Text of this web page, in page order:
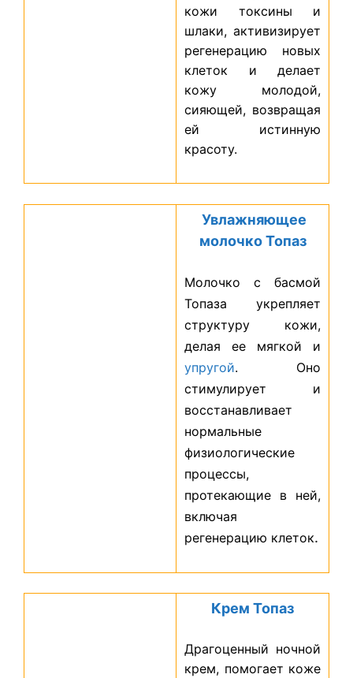
кожи токсины и
шлаки, активизирует
регенерацию новых
клеток и делает
кожу молодой,
сияющей, возвращая
ей истинную
красоту.
Увлажняющее
молочко Топаз
Молочко с басмой
Топаза укрепляет
структуру кожи,
делая ее мягкой и
упругой. Оно
стимулирует и
восстанавливает
нормальные
физиологические
процессы,
протекающие в ней,
включая
регенерацию клеток.
Крем Топаз
Драгоценный ночной
крем, помогает коже